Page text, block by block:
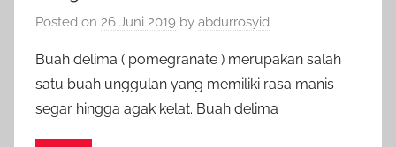
Posted on 26 Juni 2019 by abdurrosyid
Buah delima ( pomegranate ) merupakan salah
satu buah unggulan yang memiliki rasa manis
segar hingga agak kelat. Buah delima